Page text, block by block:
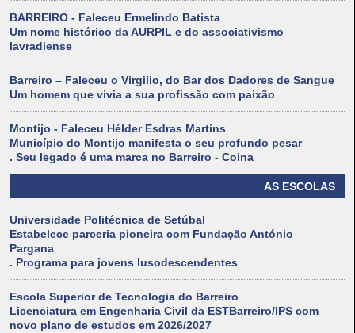
BARREIRO - Faleceu Ermelindo Batista
Um nome histórico da AURPIL e do associativismo
lavradiense
Barreiro – Faleceu o Virgilio, do Bar dos Dadores de Sangue
Um homem que vivia a sua profissão com paixão
Montijo - Faleceu Hélder Esdras Martins
Município do Montijo manifesta o seu profundo pesar
. Seu legado é uma marca no Barreiro - Coina
AS ESCOLAS
Universidade Politécnica de Setúbal
Estabelece parceria pioneira com Fundação António
Pargana
. Programa para jovens lusodescendentes
Escola Superior de Tecnologia do Barreiro
Licenciatura em Engenharia Civil da ESTBarreiro/IPS com
novo plano de estudos em 2026/2027